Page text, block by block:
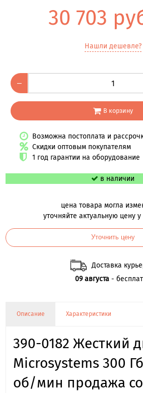
30 703
Нашли дешевле?
–
В корзину
Возможна постоплата и
Скидки оптовым покупателям
1 год гарантии на оборудование
в наличии
цена товара могла
уточняйте актуальную цену
Уточнить цену
Доставка
09 августа-
Описание Характеристики
390-0182 Жесткий
Microsystems 300
об/мин продажа со